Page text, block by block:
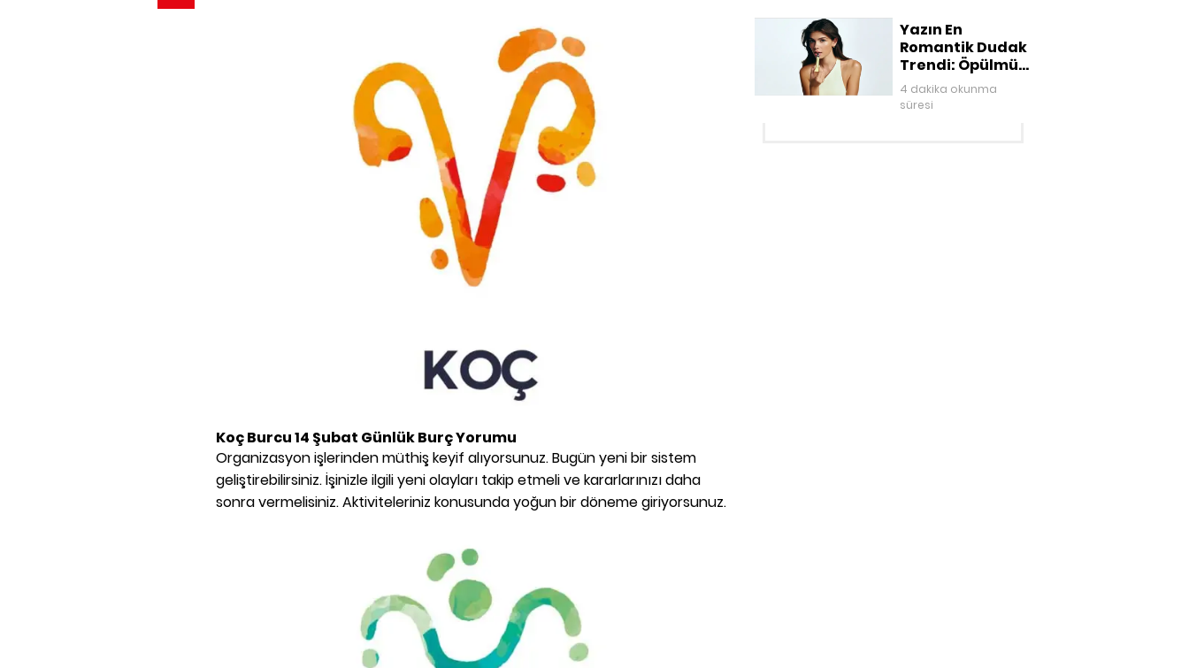
Koç Burcu14 Şubat Günlük Burç Yorumu
Organizasyon işlerinden müthiş keyif alıyorsunuz. Bugün yeni bir sistem
geliştirebilirsiniz. İşinizle ilgili yeni olayları takip etmeli ve kararlarınızı daha
sonra vermelisiniz. Aktiviteleriniz konusunda yoğun bir döneme giriyorsunuz.
Yazın En
Romantik Dudak
Trendi: Öpülmüş
Dudaklar
4 dakika okunma
süresi